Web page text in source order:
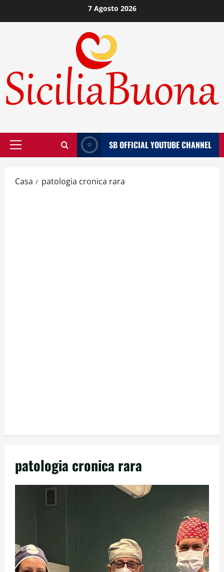
al
7 Agosto 2026
Menù
SB OFFICIAL YOUTUBE CHANNEL
Casa patologia cronica rara
patologia cronica rara